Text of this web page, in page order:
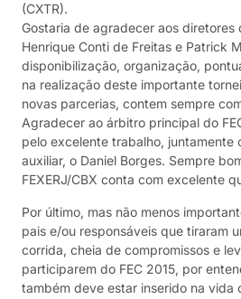
(CXTR).
Gostaria de agradecer aos diretores
Henrique Conti de Freitas e Patrick
disponibilização, organização,
na realização deste importante
novas parcerias, contem sempre
Agradecer ao árbitro principal do
pelo excelente trabalho, juntamente
auxiliar, o Daniel Borges. Sempre
FEXERJ/CBX conta com excelente
Por último, mas não menos
pais e/ou responsáveis que tiraram
corrida, cheia de compromissos e
participarem do FEC 2015, por
também deve estar inserido na vida